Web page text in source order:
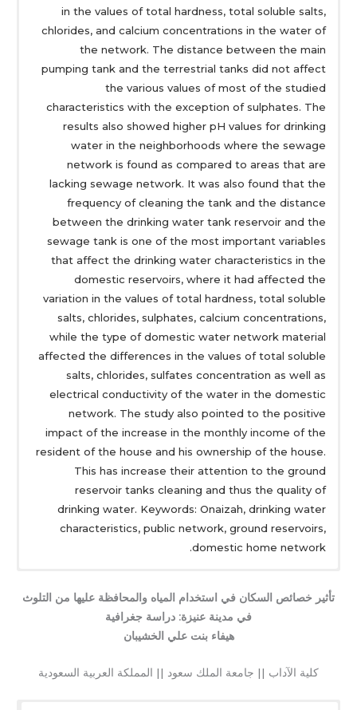
in the values of total hardness, total soluble salts,
chlorides, and calcium concentrations in the water of
the network. The distance between the main
pumping tank and the terrestrial tanks did not affect
the various values of most of the studied
characteristics with the exception of sulphates. The
results also showed higher pH values for drinking
water in the neighborhoods where the sewage
network is found as compared to areas that are
lacking sewage network. It was also found that the
frequency of cleaning the tank and the distance
between the drinking water tank reservoir and the
sewage tank is one of the most important variables
that affect the drinking water characteristics in the
domestic reservoirs, where it had affected the
variation in the values ​​of total hardness, total soluble
salts, chlorides, sulphates, calcium concentrations,
while the type of domestic water network material
affected the differences in the values ​​of total soluble
salts, chlorides, sulfates concentration as well as
electrical conductivity of the water in the domestic
network. The study also pointed to the positive
impact of the increase in the monthly income of the
resident of the house and his ownership of the house.
This has increase their attention to the ground
reservoir tanks cleaning and thus the quality of
drinking water. Keywords: Onaizah, drinking water
characteristics, public network, ground reservoirs,
domestic home network.
تأثير خصائص السكان في استخدام المياه والمحافظة عليها من التلوث
في مدينة عنيزة: دراسة جغرافية
هيفاء بنت علي الخشيبان
كلية الآداب || جامعة الملك سعود || المملكة العربية السعودية